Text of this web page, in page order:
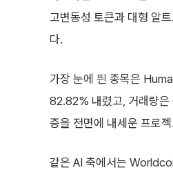
고변동성 토큰과 대형 알
다.
가장 눈에 띈 종목은
82.82% 내렸고, 거래량은
증을 전면에 내세운 프로
같은 AI 축에서는